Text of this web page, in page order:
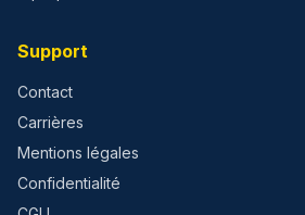
Support
Contact
Carrières
Mentions légales
Confidentialité